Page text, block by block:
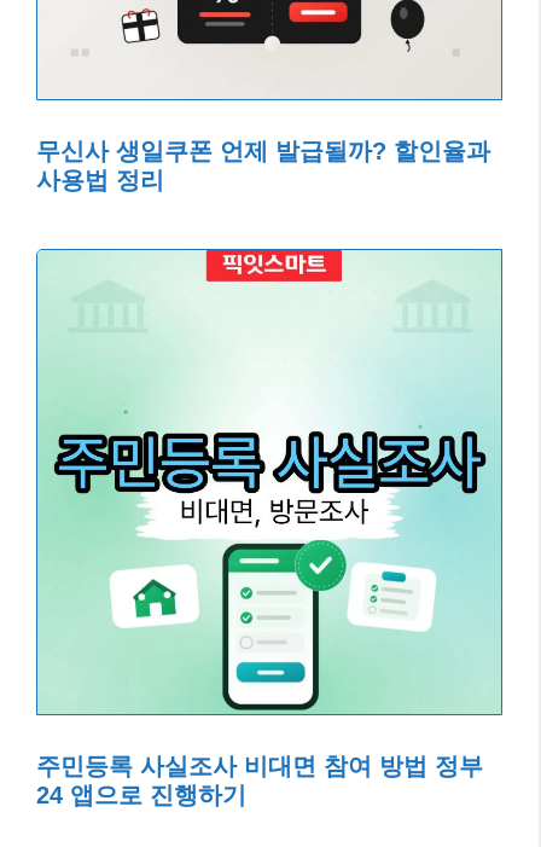
무신사 생일쿠폰 언제 발급될까? 할인율과
사용법 정리
주민등록 사실조사 비대면 참여 방법 정부
24 앱으로 진행하기